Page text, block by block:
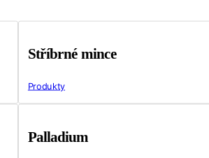
Stříbrné mince
Produkty
Palladium